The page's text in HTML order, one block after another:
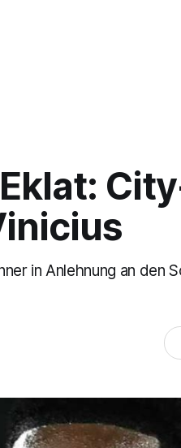
in Anlehnung an den